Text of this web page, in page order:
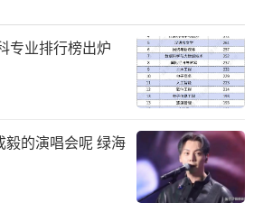
业排行榜出炉
毅的演唱会呢 绿海